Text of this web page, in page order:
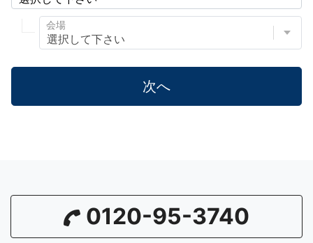
会場
次へ
0120-95-3740